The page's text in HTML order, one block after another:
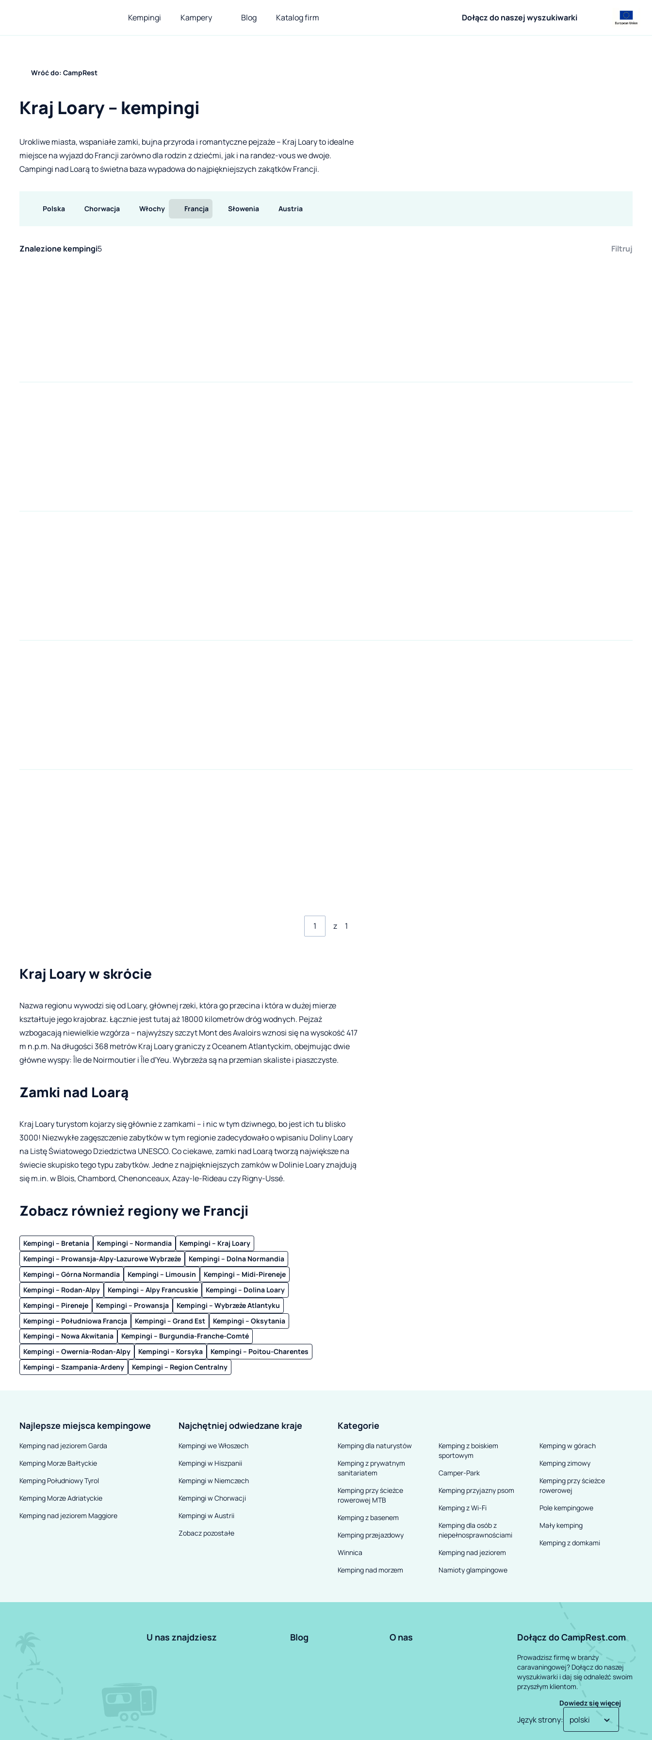
Kempingi Kampery Blog Katalog firm Dołącz do naszej wyszukiwarki
Wróć do: CampRest
Kraj Loary – kempingi
Urokliwe miasta, wspaniałe zamki, bujna przyroda i romantyczne pejzaże – Kraj Loary to idealne
miejsce na wyjazd do Francji zarówno dla rodzin z dziećmi, jak i na randez-vous we dwoje.
Campingi nad Loarą to świetna baza wypadowa do najpiękniejszych zakątków Francji.
Polska Chorwacja Włochy Francja Słowenia Austria
Znalezione kempingi5 Filtruj
z 1
Kraj Loary w skrócie
Nazwa regionu wywodzi się od Loary, głównej rzeki, która go przecina i która w dużej mierze
kształtuje jego krajobraz. Łącznie jest tutaj aż 18000 kilometrów dróg wodnych. Pejzaż
wzbogacają niewielkie wzgórza – najwyższy szczyt Mont des Avaloirs wznosi się na wysokość 417
m n.p.m. Na długości 368 metrów Kraj Loary graniczy z Oceanem Atlantyckim, obejmując dwie
główne wyspy: Île de Noirmoutier i Île d'Yeu. Wybrzeża są na przemian skaliste i piaszczyste.
Zamki nad Loarą
Kraj Loary turystom kojarzy się głównie z zamkami – i nic w tym dziwnego, bo jest ich tu blisko
3000! Niezwykłe zagęszczenie zabytków w tym regionie zadecydowało o wpisaniu Doliny Loary
na Listę Światowego Dziedzictwa UNESCO. Co ciekawe, zamki nad Loarą tworzą największe na
świecie skupisko tego typu zabytków. Jedne z najpiękniejszych zamków w Dolinie Loary znajdują
się m.in. w Blois, Chambord, Chenonceaux, Azay-le-Rideau czy Rigny-Ussé.
Zobacz również regiony we Francji
Kempingi – Bretania Kempingi – Normandia
Kempingi – Kraj Loary
Kempingi – Prowansja-Alpy-Lazurowe Wybrzeże
Kempingi – Dolna Normandia
Kempingi – Górna Normandia
Kempingi – Limousin
Kempingi – Midi-Pireneje
Kempingi – Rodan-Alpy
Kempingi – Alpy Francuskie
Kempingi – Dolina Loary
Kempingi – Pireneje
Kempingi – Prowansja
Kempingi – Wybrzeże Atlantyku
Kempingi – Południowa Francja
Kempingi – Grand Est
Kempingi – Oksytania
Kempingi – Nowa Akwitania
Kempingi – Burgundia-Franche-Comté
Kempingi – Owernia-Rodan-Alpy
Kempingi – Korsyka
Kempingi – Poitou-Charentes
Kempingi – Szampania-Ardeny
Kempingi – Region Centralny
Najlepsze miejsca kempingowe
Kemping nad jeziorem Garda
Kemping Morze Bałtyckie
Kemping Południowy Tyrol
Kemping Morze Adriatyckie
Kemping nad jeziorem Maggiore
Najchętniej odwiedzane kraje
Kempingi we Włoszech
Kempingi w Hiszpanii
Kempingi w Niemczech
Kempingi w Chorwacji
Kempingi w Austrii
Zobacz pozostałe
Kategorie
Kemping dla naturystów
Kemping z prywatnym
sanitariatem
Kemping przy ścieżce
rowerowej MTB
Kemping z basenem
Kemping przejazdowy
Winnica
Kemping nad morzem
Kemping z boiskiem
sportowym
Camper-Park
Kemping przyjazny psom
Kemping z Wi-Fi
Kemping dla osób z
niepełnosprawnościami
Kemping nad jeziorem
Namioty glampingowe
Kemping w górach
Kemping zimowy
Kemping przy ścieżce
rowerowej
Pole kempingowe
Mały kemping
Kemping z domkami
U nas znajdziesz Blog O nas Dołącz do CampRest.com
Prowadzisz firmę w branży
caravaningowej? Dołącz do naszej
wyszukiwarki i daj się odnaleźć swoim
przyszłym klientom.
Dowiedz się więcej
Język strony: